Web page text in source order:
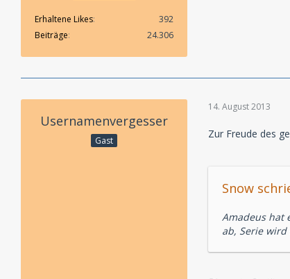
Erhaltene Likes
392
Beiträge
24.306
Usernamenvergesser
Gast
14. August 2013
Zur Freude des
Snow
Amadeus hat
ab, Serie